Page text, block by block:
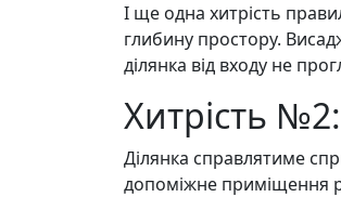
І ще одна хитрість
глибину простору.
ділянка від входу не
Хитрість
Ділянка справлятиме
допоміжне приміщення